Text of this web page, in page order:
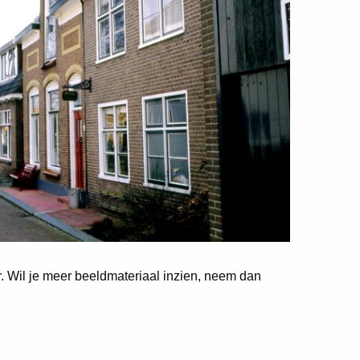
Wil je meer beeldmateriaal inzien, neem dan